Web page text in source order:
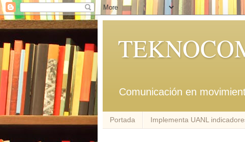
Comunicación en
Portada Implementa UANL